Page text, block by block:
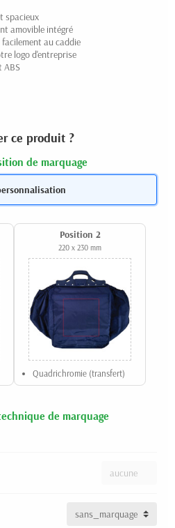
spacieux
amovible intégré
au caddie
logo d'entreprise
ABS
ce produit ?
de marquage
Position 2
220 x 230 mm
Quadrichromie (transfert)
de marquage